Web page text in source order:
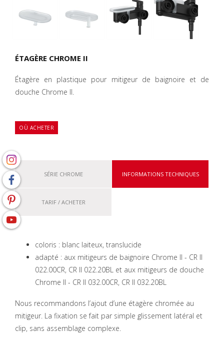
ÉTAGÈRE CHROME II
Étagère en plastique pour mitigeur de baignoire et de
douche Chrome II.
OÙ ACHETER
SÉRIE CHROME INFORMATIONS TECHNIQUES
TARIF / ACHETER
coloris : blanc laiteux, translucide
adapté : aux mitigeurs de baignoire Chrome II - CR II
022.00CR, CR II 022.20BL et aux mitigeurs de douche
Chrome II - CR II 032.00CR, CR II 032.20BL
Nous recommandons l’ajout d’une étagère chromée au
mitigeur. La fixation se fait par simple glissement latéral et
clip, sans assemblage complexe.